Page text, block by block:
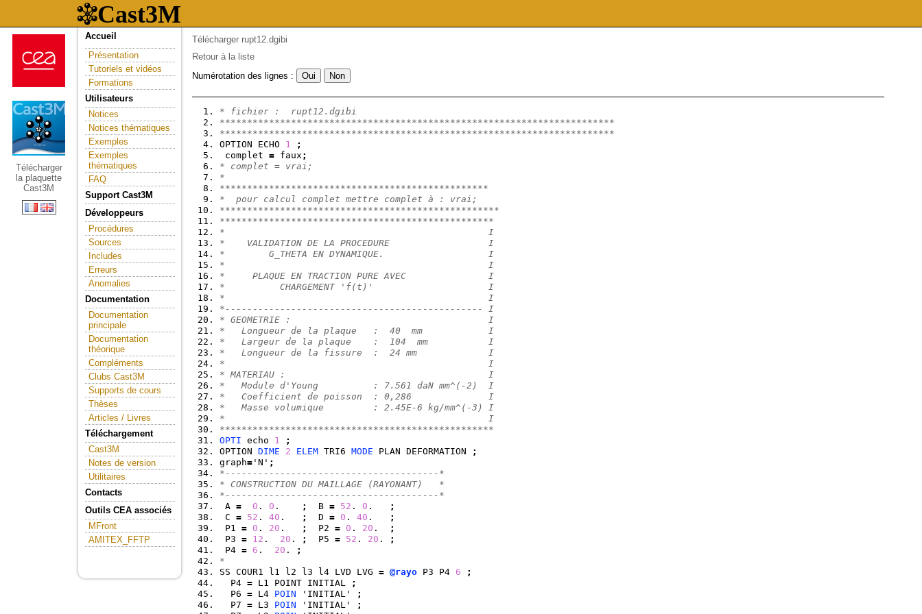
Télécharger
la plaquette
Cast3M
Accueil
Présentation
Tutoriels et vidéos
Formations
Utilisateurs
Notices
Notices thématiques
Exemples
Exemples
thématiques
FAQ
Support Cast3M
Développeurs
Procédures
Sources
Includes
Erreurs
Anomalies
Documentation
Documentation
principale
Documentation
théorique
Compléments
Clubs Cast3M
Supports de cours
Thèses
Articles / Livres
Téléchargement
Cast3M
Notes de version
Utilitaires
Contacts
Outils CEA associés
MFront
AMITEX_FFTP
Télécharger rupt12.dgibi
Retour à la liste
Numérotation des lignes :
* fichier :  rupt12.dgibi
************************************************************************
************************************************************************
OPTION ECHO 1
;
complet = faux ;
* complet = vrai;
*
*************************************************
*  pour calcul complet mettre complet à : vrai;
***************************************************
**************************************************
*                                                I
*    VALIDATION DE LA PROCEDURE                  I
*        G_THETA EN DYNAMIQUE.                   I
*                                                I
*     PLAQUE EN TRACTION PURE AVEC               I
*          CHARGEMENT 'f(t)'                     I
*                                                I
*----------------------------------------------- I
* GEOMETRIE :                                    I
*   Longueur de la plaque   :  40  mm            I
*   Largeur de la plaque    :  104  mm           I
*   Longueur de la fissure  :  24 mm             I
*                                                I
* MATERIAU :                                     I
*   Module d'Young          : 7.561 daN mm^(-2)  I
*   Coefficient de poisson  : 0,286              I
*   Masse volumique         : 2.45E-6 kg/mm^(-3) I
*                                                I
**************************************************
OPTI echo 1
;
OPTION DIME 2 ELEM TRI6 MODE PLAN DEFORMATION
;
graph= 'N' ;
*---------------------------------------*
* CONSTRUCTION DU MAILLAGE (RAYONANT)   *
*---------------------------------------*
A = 0 . 0 . ;
  B
= 52 . 0 .
;
C = 52 . 40 . ;
  D
= 0 . 40 .
;
P1 = 0 . 20 . ;
  P2
= 0 . 20 .
;
P3 = 12 . 20 . ;
  P5
= 52 . 20 .
;
P4 = 6 . 20 .
;
*
SS COUR1 l1 l2 l3 l4 LVD LVG = @rayo P3 P4 6
;
  P4
= L1 POINT INITIAL
;
  P6
= L4 POIN 'INITIAL'
;
  P7
= L3 POIN 'INITIAL'
;